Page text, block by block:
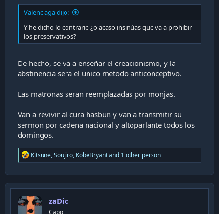
Valenciaga dijo:
Y he dicho lo contrario ¿o acaso insinúas que va a prohibir
los preservativos?
De hecho, se va a enseñar el creacionismo, y la
abstinencia sera el unico metodo anticonceptivo.
Las matronas seran reemplazadas por monjas.
Van a revivir al cura hasbun y van a transmitir su
sermon por cadena nacional y altoparlante todos los
domingos.
R
e
c
t
o
n
Kitsune,Soujiro, KobeBryantand 1 other person
zaDic
Capo